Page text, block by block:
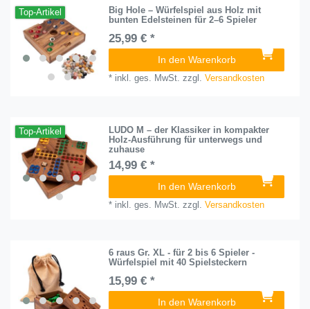
Top-Artikel
Big Hole – Würfelspiel aus Holz mit
bunten Edelsteinen für 2–6 Spieler
25,99 € *
In den Warenkorb
* inkl. ges. MwSt. zzgl.Versandkosten
Top-Artikel
LUDO M – der Klassiker in kompakter
Holz-Ausführung für unterwegs und
zuhause
14,99 € *
In den Warenkorb
* inkl. ges. MwSt. zzgl.Versandkosten
6 raus Gr. XL - für 2 bis 6 Spieler -
Würfelspiel mit 40 Spielsteckern
15,99 € *
In den Warenkorb